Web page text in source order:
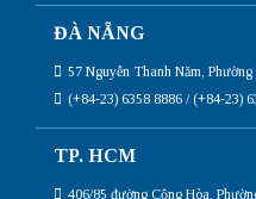
ĐÀ NẴNG
57 Nguyễn Thanh Năm,
(+84-23) 6358 8886 / (+84-23)
TP. HCM
406/85 đường Cộng Hòa,